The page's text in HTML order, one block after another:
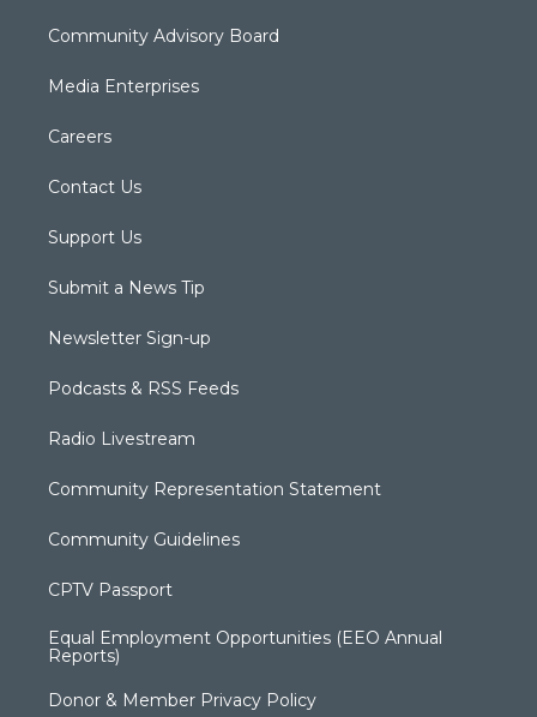
Community Advisory Board
Media Enterprises
Careers
Contact Us
Support Us
Submit a News Tip
Newsletter Sign-up
Podcasts & RSS Feeds
Radio Livestream
Community Representation Statement
Community Guidelines
CPTV Passport
Equal Employment Opportunities (EEO Annual
Reports)
Donor & Member Privacy Policy